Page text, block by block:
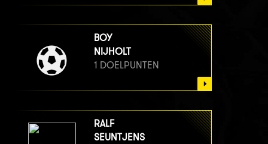
BOY
NIJHOLT
1 DOELPUNTEN
RALF
SEUNTJENS